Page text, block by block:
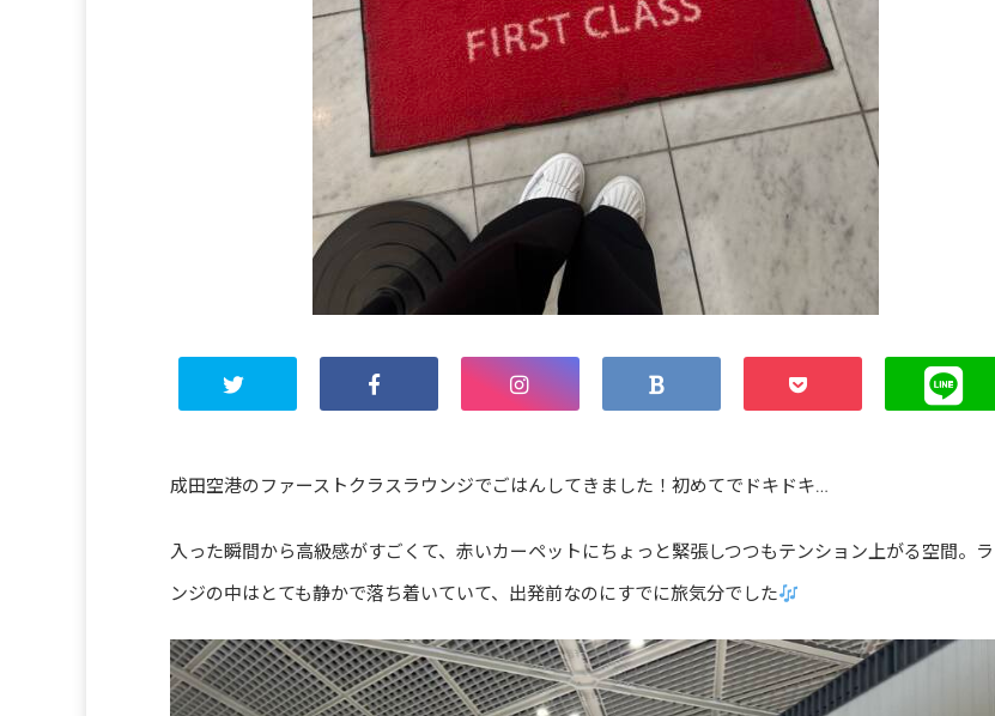
成田空港のファーストクラスラウンジでごはんしてきました！初めてでドキドキ…
入った瞬間から高級感がすごくて、赤いカーペットにちょっと緊張しつつもテンション上がる空間。ラ
ンジの中はとても静かで落ち着いていて、出発前なのにすでに旅気分でした